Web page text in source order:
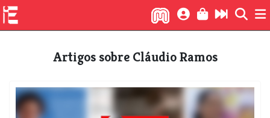
Artigos sobre Cláudio Ramos